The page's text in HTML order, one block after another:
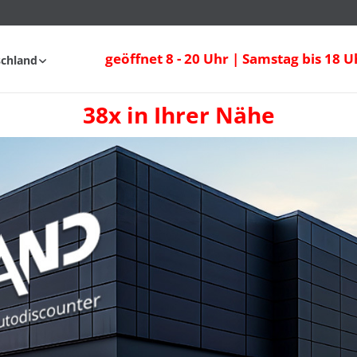
geöffnet 8 - 20 Uhr | Samstag bis 18
38x in Ihrer Nähe